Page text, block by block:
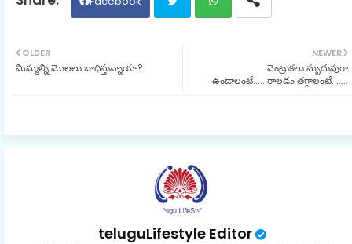
NEWER
వెంట్రుకలు మృదువుగా
ఉండాలంటే......రాలడం తగ్గాలంటే.......
OLDER
మిమ్మల్ని మొలలు బాధిస్తున్నాయా?
teluguLifestyle Editor